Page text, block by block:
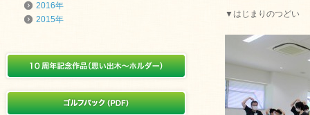
2016年
2015年
▼はじまりのつどい